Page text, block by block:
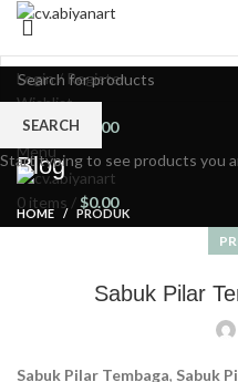
Login / Register
Wishlist
0items/
0.00
Menu
0 items /$0.00
Blog
HOME PRODUK
Sabuk Pilar
Sabuk Pilar Tembaga, Sabuk
SEARCH
Start typing to see products you